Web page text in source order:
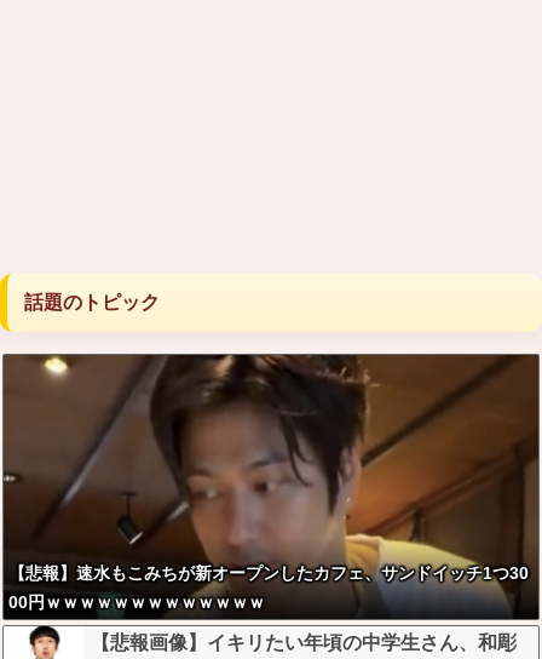
話題のトピック
【悲報】速水もこみちが新オープンしたカフェ、サンドイッチ1つ30
00円ｗｗｗｗｗｗｗｗｗｗｗｗｗ
【悲報画像】イキリたい年頃の中学生さん、和彫